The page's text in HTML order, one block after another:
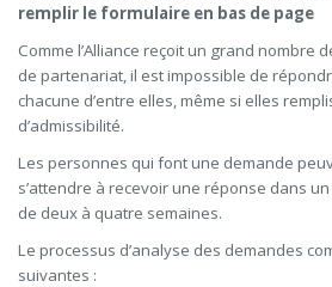
remplir le formulaire en bas de page
Comme l’Alliance reçoit un grand nombre
de partenariat, il est impossible de
chacune d’entre elles, même si elles
d’admissibilité.
Les personnes qui font une demande
s’attendre à recevoir une réponse dans
de deux à quatre semaines.
Le processus d’analyse des demandes
suivantes :